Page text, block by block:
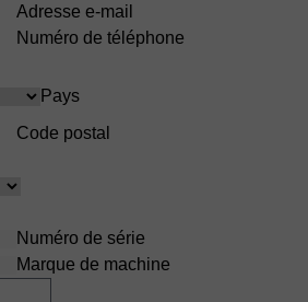
Adresse e-mail
Numéro de téléphone
Pays
Code postal
Numéro de série
Marque de machine